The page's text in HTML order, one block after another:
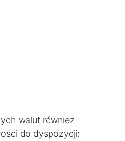
walut również
do dyspozycji: